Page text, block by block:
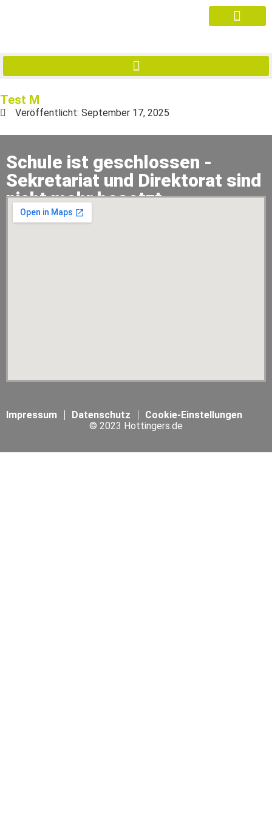
Test M
Veröffentlicht: September 17, 2025
Schule ist geschlossen -
Sekretariat und Direktorat sind
nicht mehr besetzt.
Impressum Datenschutz
Cookie-Einstellungen
© 2023 Hottingers.de